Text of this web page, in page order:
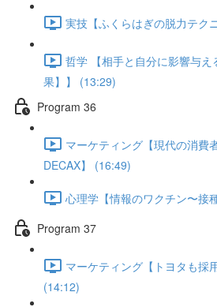
実技【ふくらはぎの脱力テク
哲学 【相手と自分に影響与え
果】】 (13:29)
Program 36
マーケティング【現代の消費
DECAX】 (16:49)
心理学【情報のワクチン〜接
Program 37
マーケティング【トヨタも採
(14:12)